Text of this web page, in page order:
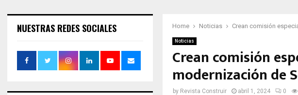
Home Noticias Crean comisión
Noticias
Crean comisión
modernización de
by Revista Construir abril 1, 2024 0
NUESTRAS REDES SOCIALES